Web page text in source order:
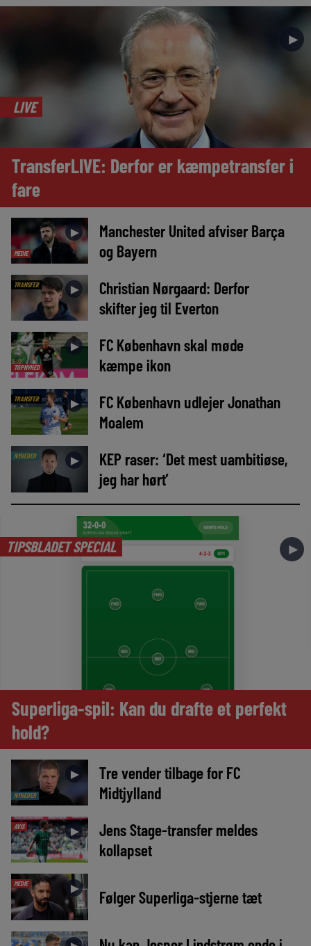
►
LIVE
TransferLIVE: Derfor er kæmpetransfer i
fare
MEDIE
►
Manchester United afviser Barça
og Bayern
TRANSFER ►
Christian Nørgaard: Derfor
skifter jeg til Everton
TOPNYHED
►
FC København skal møde
kæmpe ikon
TRANSFER ►
FC København udlejer Jonathan
Moalem
NYHEDER ►
KEP raser: ‘Det mest uambitiøse,
jeg har hørt’
TIPSBLADET SPECIAL ►
Superliga-spil: Kan du drafte et perfekt
hold?
NYHEDER
►
Tre vender tilbage for FC
Midtjylland
AVIS ►
Jens Stage-transfer meldes
kollapset
MEDIE ► Følger Superliga-stjerne tæt